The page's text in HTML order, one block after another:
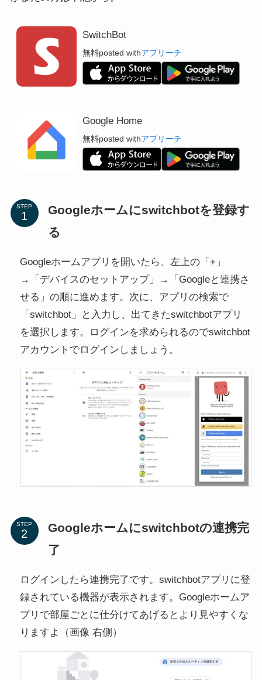
SwitchBot
無料posted withアプリーチ
Google Home
無料posted withアプリーチ
STEP
Googleホームにswitchbotを登録す
る
Googleホームアプリを開いたら、左上の「+」
→「デバイスのセットアップ」→「Googleと連携さ
せる」の順に進めます。次に、アプリの検索で
「switchbot」と入力し、出てきたswitchbotアプリ
を選択します。ログインを求められるのでswitchbot
アカウントでログインしましょう。
STEP
Googleホームにswitchbotの連携完
了
ログインしたら連携完了です。switchbotアプリに登
録されている機器が表示されます。Googleホームア
プリで部屋ごとに仕分けてあげるとより見やすくな
りますよ（画像 右側）